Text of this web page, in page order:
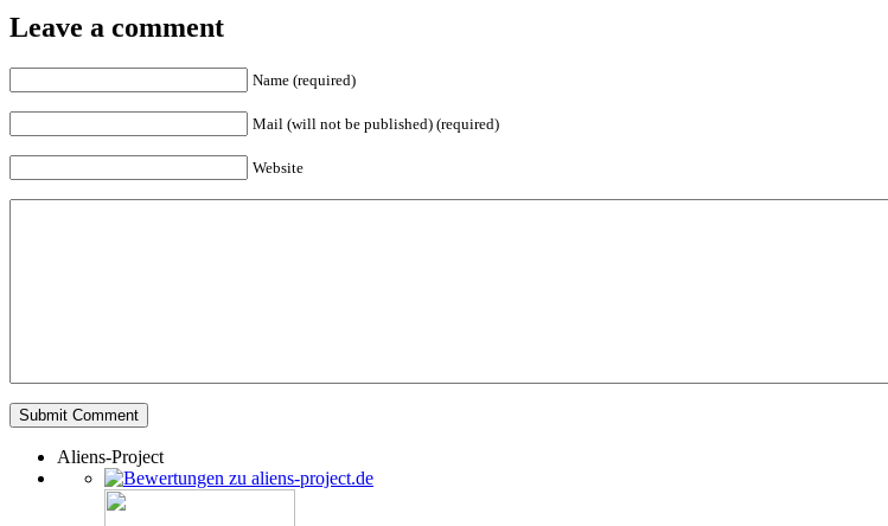
Leave a comment
Name (required)
Mail (will not be published) (required)
Website
Aliens-Project